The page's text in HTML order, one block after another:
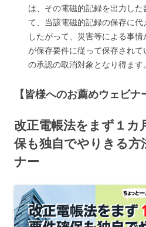
は、その電磁的記録を出力し
て、当該電磁的記録の保存に代
したがって、災害等による事
が保存要件に従って保存され
の承認の取消対象となり得ます。
【皆様へのお薦めウェビナ
改正電帳法をまず１カ
保も独自でやりきる
ナー